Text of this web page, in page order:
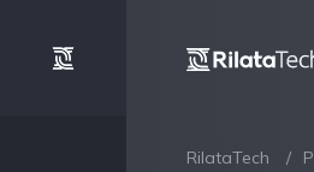
RilataTech